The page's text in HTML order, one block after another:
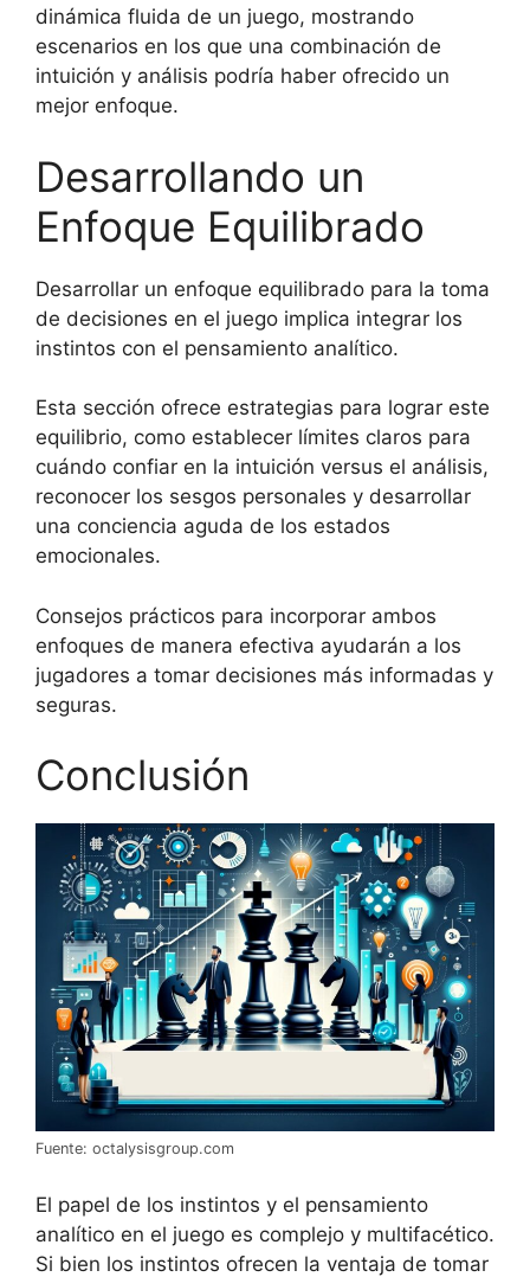
dinámica fluida de un juego, mostrando
escenarios en los que una combinación de
intuición y análisis podría haber ofrecido un
mejor enfoque.
Desarrollando un
Enfoque Equilibrado
Desarrollar un enfoque equilibrado para la toma
de decisiones en el juego implica integrar los
instintos con el pensamiento analítico.
Esta sección ofrece estrategias para lograr este
equilibrio, como establecer límites claros para
cuándo confiar en la intuición versus el análisis,
reconocer los sesgos personales y desarrollar
una conciencia aguda de los estados
emocionales.
Consejos prácticos para incorporar ambos
enfoques de manera efectiva ayudarán a los
jugadores a tomar decisiones más informadas y
seguras.
Conclusión
Fuente: octalysisgroup.com
El papel de los instintos y el pensamiento
analítico en el juego es complejo y multifacético.
Si bien los instintos ofrecen la ventaja de tomar